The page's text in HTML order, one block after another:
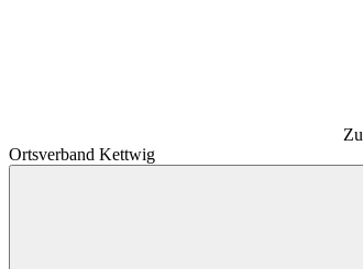
Ortsverband Kettwig